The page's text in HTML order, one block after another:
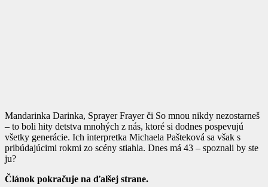
Mandarinka Darinka, Sprayer Frayer či So mnou nikdy nezostarneš
– to boli hity detstva mnohých z nás, ktoré si dodnes pospevujú
všetky generácie. Ich interpretka Michaela Pašteková sa však s
pribúdajúcimi rokmi zo scény stiahla. Dnes má 43 – spoznali by ste
ju?
Článok pokračuje na ďalšej strane.